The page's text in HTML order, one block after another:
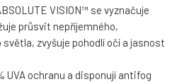
VISION™ se vyznačuje
průsvit nepříjemného,
zvyšuje pohodlí očí a jasnost
UVA ochranu a disponují antifog